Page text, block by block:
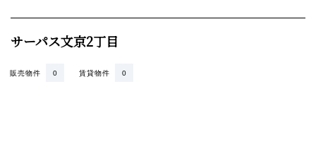
サーパス文京2丁目
賃貸物件 0
販売物件 0